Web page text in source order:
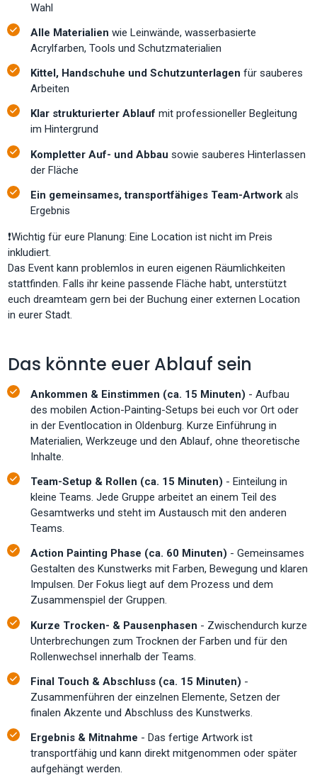
Wahl
Alle Materialien wie Leinwände, wasserbasierte
Acrylfarben, Tools und Schutzmaterialien
Kittel, Handschuhe und Schutzunterlagen für sauberes
Arbeiten
Klar strukturierter Ablaufmit professioneller Begleitung
im Hintergrund
Kompletter Auf- und Abbau sowie sauberes Hinterlassen
der Fläche
Ein gemeinsames, transportfähiges Team-Artworkals
Ergebnis
❗Wichtig für eure Planung: Eine Location ist nicht im Preis
inkludiert.
Das Event kann problemlos in euren eigenen Räumlichkeiten
stattfinden. Falls ihr keine passende Fläche habt, unterstützt
euch dreamteam gern bei der Buchung einer externen Location
in eurer Stadt.
Das könnte euer Ablauf sein
Ankommen & Einstimmen (ca. 15 Minuten) - Aufbau
des mobilen Action-Painting-Setups bei euch vor Ort oder
in der Eventlocation in Oldenburg. Kurze Einführung in
Materialien, Werkzeuge und den Ablauf, ohne theoretische
Inhalte.
Team-Setup & Rollen (ca. 15 Minuten) - Einteilung in
kleine Teams. Jede Gruppe arbeitet an einem Teil des
Gesamtwerks und steht im Austausch mit den anderen
Teams.
Action Painting Phase (ca. 60 Minuten) - Gemeinsames
Gestalten des Kunstwerks mit Farben, Bewegung und klaren
Impulsen. Der Fokus liegt auf dem Prozess und dem
Zusammenspiel der Gruppen.
Kurze Trocken- & Pausenphasen - Zwischendurch kurze
Unterbrechungen zum Trocknen der Farben und für den
Rollenwechsel innerhalb der Teams.
Final Touch & Abschluss (ca. 15 Minuten) -
Zusammenführen der einzelnen Elemente, Setzen der
finalen Akzente und Abschluss des Kunstwerks.
Ergebnis & Mitnahme - Das fertige Artwork ist
transportfähig und kann direkt mitgenommen oder später
aufgehängt werden.